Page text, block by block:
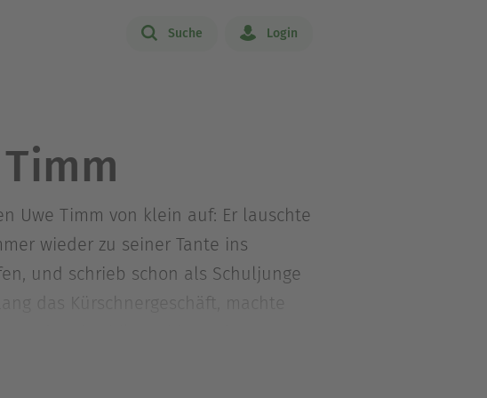
Suche Login
Uwe Timm von klein auf: Er lauschte
wieder zu seiner Tante ins
und schrieb schon als Schuljunge
das Kürschnergeschäft, machte
studierte er Soziologie und